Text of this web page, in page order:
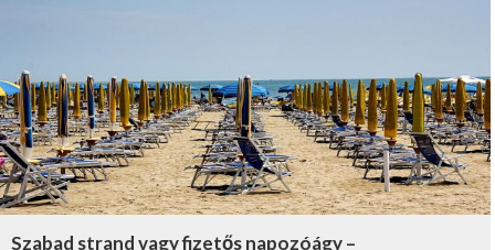
Szabad strand vagy fizetős napozóágy –